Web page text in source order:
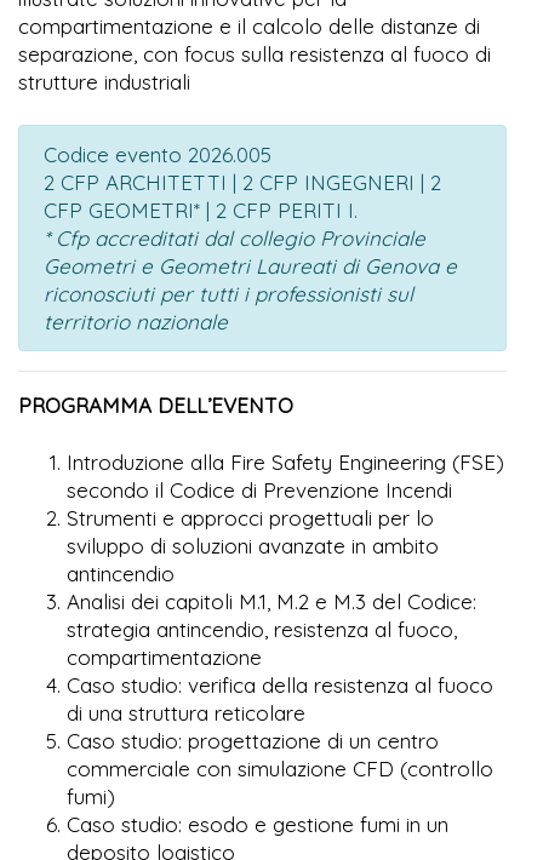
compartimentazione e il calcolo delle distanze di
separazione, con focus sulla resistenza al fuoco di
strutture industriali
Codice evento 2026.005
2 CFP ARCHITETTI | 2 CFP INGEGNERI | 2
CFP GEOMETRI* | 2 CFP PERITI I.
* Cfp accreditati dal collegio Provinciale
Geometri e Geometri Laureati di Genova e
riconosciuti per tutti i professionisti sul
territorio nazionale
PROGRAMMA DELL’EVENTO
Introduzione alla Fire Safety Engineering (FSE)
secondo il Codice di Prevenzione Incendi
Strumenti e approcci progettuali per lo
sviluppo di soluzioni avanzate in ambito
antincendio
Analisi dei capitoli M.1, M.2 e M.3 del Codice:
strategia antincendio, resistenza al fuoco,
compartimentazione
Caso studio: verifica della resistenza al fuoco
di una struttura reticolare
Caso studio: progettazione di un centro
commerciale con simulazione CFD (controllo
fumi)
Caso studio: esodo e gestione fumi in un
deposito logistico